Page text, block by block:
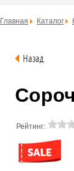
Главная Каталог
Назад
Рейтинг: